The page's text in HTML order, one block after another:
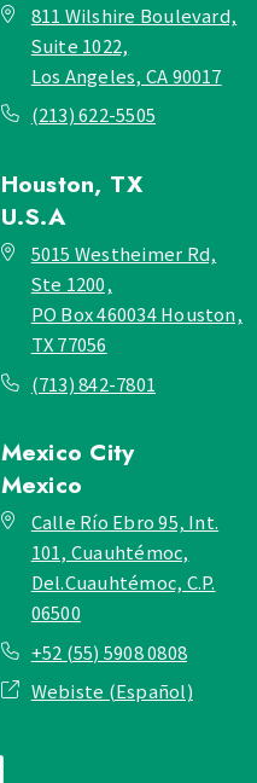
811 Wilshire Boulevard,
Suite 1022,
Los Angeles, CA 90017
(213) 622-5505
Houston, TX
U.S.A
5015 Westheimer Rd,
Ste 1200,
PO Box 460034 Houston,
TX 77056
(713) 842-7801
Mexico City
Mexico
Calle Río Ebro 95, Int.
101, Cuauhtémoc,
Del.Cuauhtémoc, C.P.
06500
+52 (55) 5908 0808
Webiste (Español)